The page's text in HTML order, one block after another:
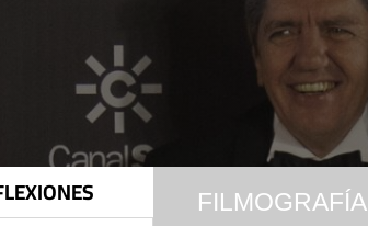
FILMOGRAFÍA